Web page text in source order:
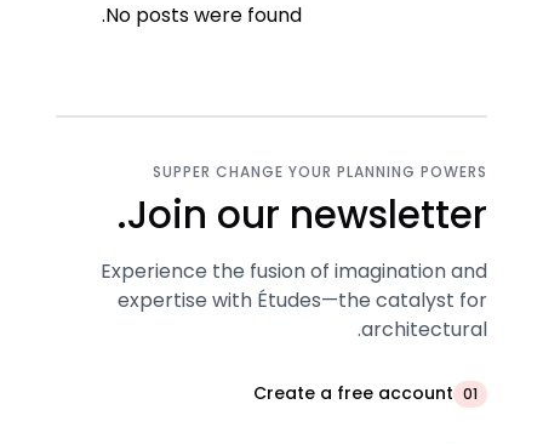
No posts were found.
SUPPER CHANGE YOUR PLANNING POWERS
Join our newsletter.
Experience the fusion of imagination and
expertise with Études—the catalyst for
architectural.
01
Create a free account